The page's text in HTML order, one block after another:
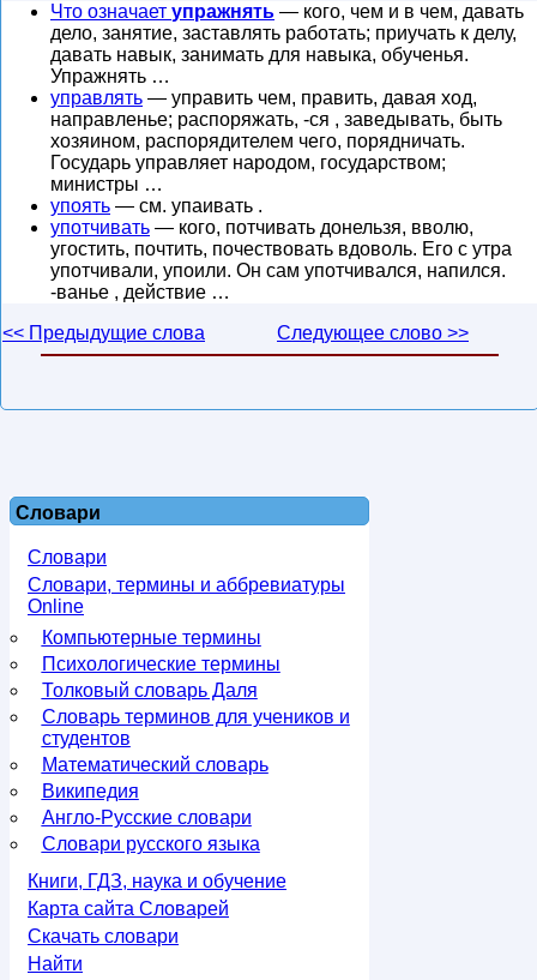
Что означает упражнять — кого, чем и в чем, давать
дело, занятие, заставлять работать; приучать к делу,
давать навык, занимать для навыка, обученья.
Упражнять …
управлять — управить чем, править, давая ход,
направленье; распоряжать, -ся , заведывать, быть
хозяином, распорядителем чего, порядничать.
Государь управляет народом, государством;
министры …
упоять — см. упаивать .
употчивать — кого, потчивать донельзя, вволю,
угостить, почтить, почествовать вдоволь. Его с утра
употчивали, упоили. Он сам употчивался, напился.
-ванье , действие …
<< Предыдущие слова
Следующее слово >>
Словари
Словари
Словари, термины и аббревиатуры
Online
Компьютерные термины
Психологические термины
Толковый словарь Даля
Словарь терминов для учеников и
студентов
Математический словарь
Википедия
Англо-Русские словари
Словари русского языка
Книги, ГДЗ, наука и обучение
Карта сайта Словарей
Скачать словари
Найти